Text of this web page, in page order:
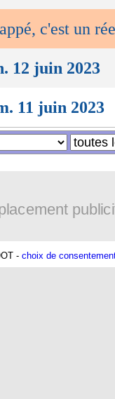
c'est un
12 juin 2023
11 juin 2023
- choix de